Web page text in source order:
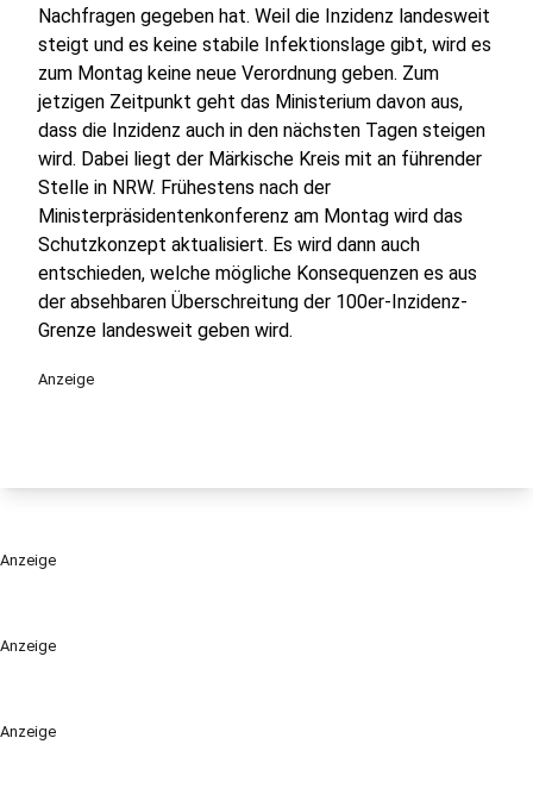
Anzeige
Anzeige
Nachfragen gegeben hat. Weil die Inzidenz landesweit
steigt und es keine stabile Infektionslage gibt, wird es
zum Montag keine neue Verordnung geben. Zum
jetzigen Zeitpunkt geht das Ministerium davon aus,
dass die Inzidenz auch in den nächsten Tagen steigen
wird. Dabei liegt der Märkische Kreis mit an führender
Stelle in NRW. Frühestens nach der
Ministerpräsidentenkonferenz am Montag wird das
Schutzkonzept aktualisiert. Es wird dann auch
entschieden, welche mögliche Konsequenzen es aus
der absehbaren Überschreitung der 100er-Inzidenz-
Grenze landesweit geben wird.
Anzeige
Anzeige